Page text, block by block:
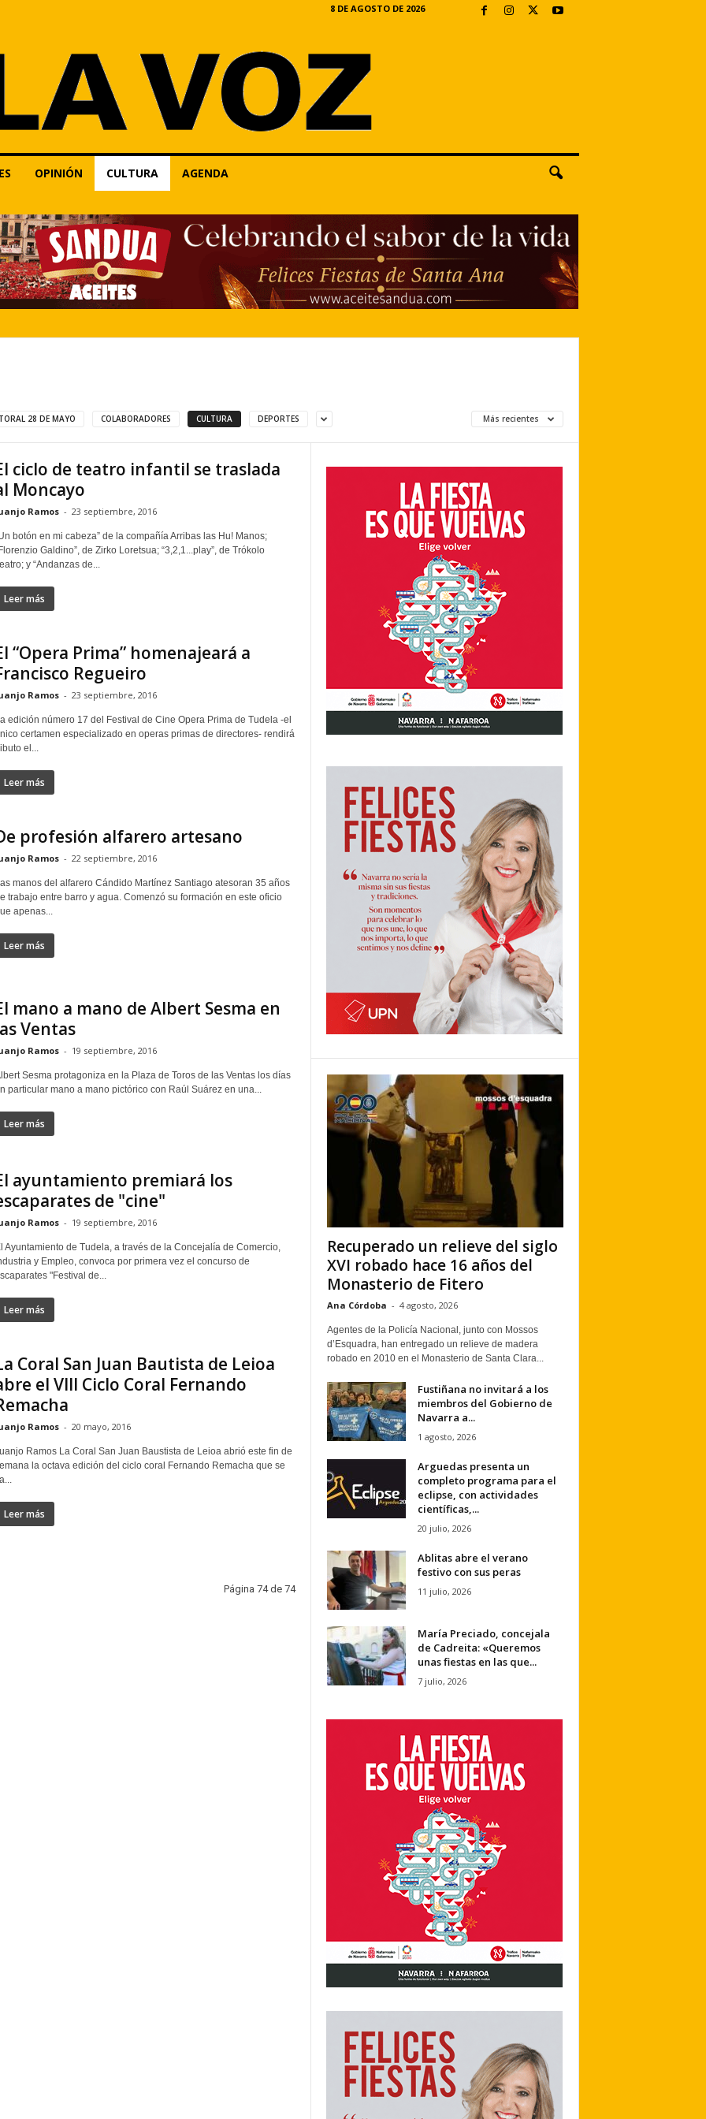
8 DE AGOSTO DE 2026
OPINIÓN CULTURA AGENDA
28 DE MAYO COLABORADORES CULTURA DEPORTES Más recientes
ciclo de teatro infantil se traslada
Moncayo
Ramos - 23 septiembre, 2016
botón en mi cabeza” de la compañía Arribas las Hu! Manos;
Galdino”, de Zirko Loretsua; “3,2,1...play”, de Trókolo
y “Andanzas de...
Leer más
“Opera Prima” homenajeará a
Regueiro
Ramos - 23 septiembre, 2016
edición número 17 del Festival de Cine Opera Prima de Tudela -el
certamen especializado en operas primas de directores- rendirá
el...
Leer más
profesión alfarero artesano
Ramos - 22 septiembre, 2016
manos del alfarero Cándido Martínez Santiago atesoran 35 años
trabajo entre barro y agua. Comenzó su formación en este oficio
apenas...
Leer más
mano a mano de Albert Sesma en
Ventas
Ramos - 19 septiembre, 2016
Sesma protagoniza en la Plaza de Toros de las Ventas los días
particular mano a mano pictórico con Raúl Suárez en una...
Leer más
ayuntamiento premiará los
de "cine"
Ramos - 19 septiembre, 2016
Ayuntamiento de Tudela, a través de la Concejalía de Comercio,
y Empleo, convoca por primera vez el concurso de
"Festival de...
Leer más
Coral San Juan Bautista de Leioa
el VIII Ciclo Coral Fernando
Ramos - 20 mayo, 2016
Ramos La Coral San Juan Baustista de Leioa abrió este fin de
la octava edición del ciclo coral Fernando Remacha que se
Leer más
Página 74 de 74
Recuperado un relieve del siglo
XVI robado hace 16 años del
Monasterio de Fitero
Ana Córdoba - 4 agosto, 2026
Agentes de la Policía Nacional, junto con Mossos
d’Esquadra, han entregado un relieve de madera
robado en 2010 en el Monasterio de Santa Clara...
Fustiñana no invitará a los
miembros del Gobierno de
Navarra a...
1 agosto, 2026
Arguedas presenta un
completo programa para el
eclipse, con actividades
científicas,...
20 julio, 2026
Ablitas abre el verano
festivo con sus peras
11 julio, 2026
María Preciado, concejala
de Cadreita: «Queremos
unas fiestas en las que...
7 julio, 2026